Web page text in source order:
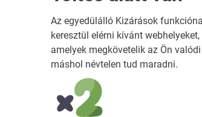
Az egyedülálló Kizárások
keresztül elérni kívánt
amelyek megkövetelik az Ön
máshol névtelen tud maradni.